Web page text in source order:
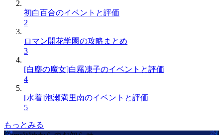
初白百合のイベントと評価
2
ロマン開花学園の攻略まとめ
3
[白塵の魔女]白霧凍子のイベントと評価
4
[水着]泡瀬満里南のイベントと評価
5
もっとみる